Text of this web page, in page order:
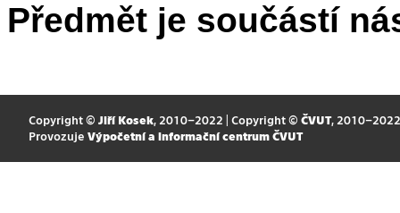
Předmět je součástí
Copyright © Jiří Kosek, 2010–2022 | Copyright © ČVUT, 2010–2022
Provozuje Výpočetní a informační centrum ČVUT